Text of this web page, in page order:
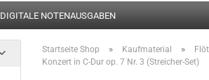
DIGITALE NOTENAUSGABEN
Startseite Shop » Kaufmaterial »
Konzert in C-Dur op. 7 Nr. 3 (Streicher-Set)